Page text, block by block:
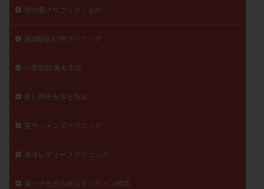
空の森クリニックくるめ
綾瀬駅前臼井クリニック
臼井医院 亀有本院
良い卵子を採る方法
英ウィメンズクリニック
草津レディースクリニック
菜々子先生の妊活オンライン授業